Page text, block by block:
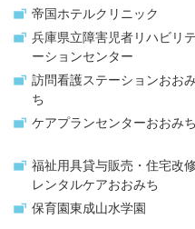
帝国ホテルクリニック
兵庫県立障害児者リハビリテ
ーションセンター
訪問看護ステーションおおみ
ち
ケアプランセンターおおみち
福祉用具貸与販売・ 住宅改
レンタルケアおおみち
保育園東成山水学園